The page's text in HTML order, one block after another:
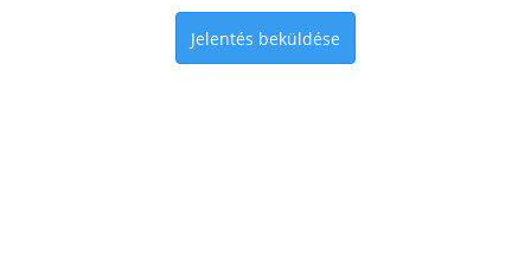
Jelentés beküldése